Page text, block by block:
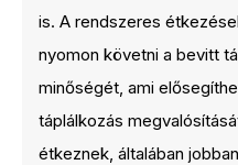
is. A rendszeres
nyomon követni a bevitt
minőségét, ami
táplálkozás
étkeznek, általában